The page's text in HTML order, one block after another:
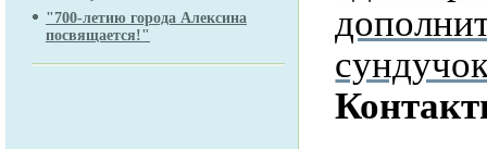
"700-летию города Алексина
посвящается!"